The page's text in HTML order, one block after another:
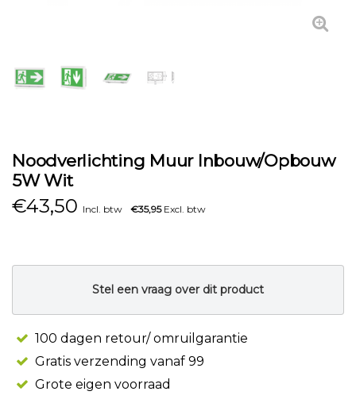
Noodverlichting Muur Inbouw/Opbouw
5W Wit
€43,50 Incl. btw €35,95Excl. btw
Stel een vraag over dit product
100 dagen retour/ omruilgarantie
Gratis verzending vanaf 99
Grote eigen voorraad